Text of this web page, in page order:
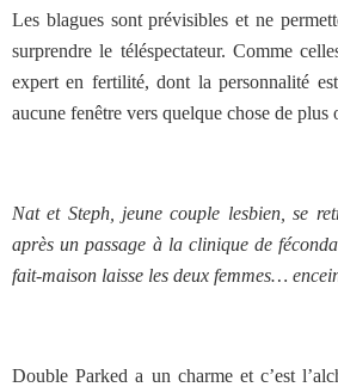
Les blagues sont prévisibles et ne
surprendre le téléspectateur. Comme
expert en fertilité, dont la personnalité
aucune fenêtre vers quelque chose de plus
Nat et Steph, jeune couple lesbien, se
après un passage à la clinique de
fait-maison laisse les deux femmes…
Double Parked a un charme et c’est